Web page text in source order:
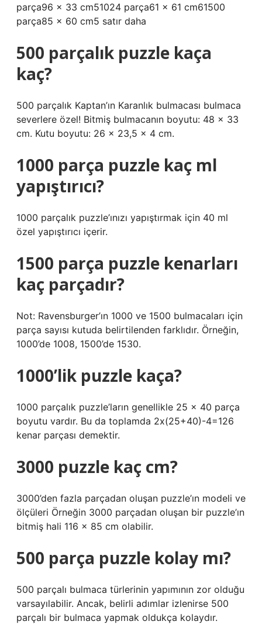
parça96 x 33 cm51024 parça61 x 61 cm61500
parça85 x 60 cm5 satır daha
500 parçalık puzzle kaça
kaç?
500 parçalık Kaptan’ın Karanlık bulmacası bulmaca
severlere özel! Bitmiş bulmacanın boyutu: 48 x 33
cm. Kutu boyutu: 26 x 23,5 x 4 cm.
1000 parça puzzle kaç ml
yapıştırıcı?
1000 parçalık puzzle’ınızı yapıştırmak için 40 ml
özel yapıştırıcı içerir.
1500 parça puzzle kenarları
kaç parçadır?
Not: Ravensburger’ın 1000 ve 1500 bulmacaları için
parça sayısı kutuda belirtilenden farklıdır. Örneğin,
1000’de 1008, 1500’de 1530.
1000’lik puzzle kaça?
1000 parçalık puzzle’ların genellikle 25 x 40 parça
boyutu vardır. Bu da toplamda 2x(25+40)-4=126
kenar parçası demektir.
3000 puzzle kaç cm?
3000’den fazla parçadan oluşan puzzle’ın modeli ve
ölçüleri Örneğin 3000 parçadan oluşan bir puzzle’ın
bitmiş hali 116 x 85 cm olabilir.
500 parça puzzle kolay mı?
500 parçalı bulmaca türlerinin yapımının zor olduğu
varsayılabilir. Ancak, belirli adımlar izlenirse 500
parçalı bir bulmaca yapmak oldukça kolaydır.